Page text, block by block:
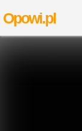
Opowi.pl